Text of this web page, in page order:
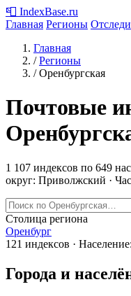
📮 IndexBase.ru
Главная Регионы
Главная
/ Регионы
/ Оренбургская
Почтовые
1 107 индексов по 649
округ: Приволжский ·
Столица региона
Оренбург
121 индексов ·
Города и